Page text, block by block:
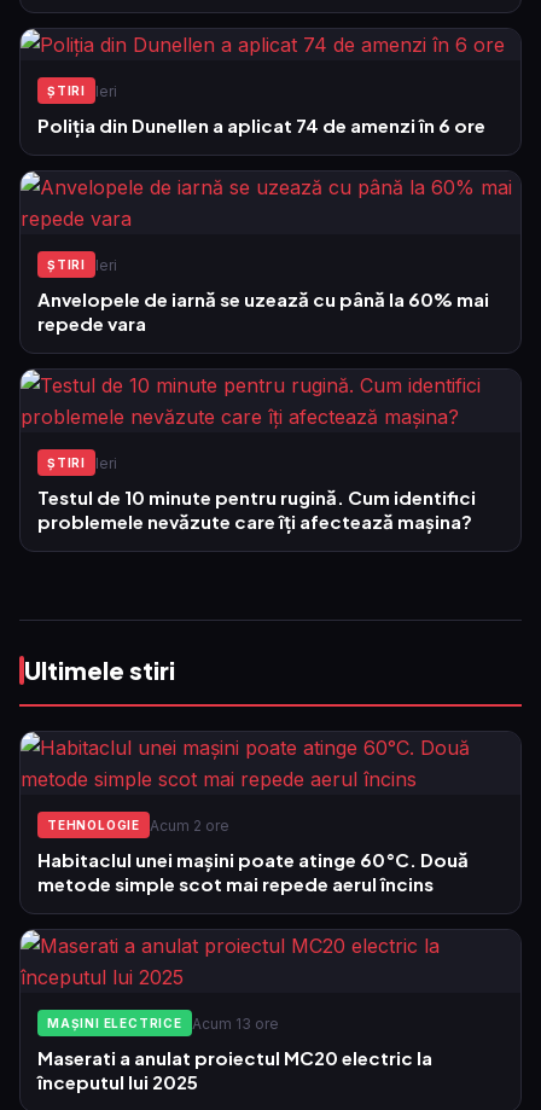
ŞTIRI Ieri
Poliția din Dunellen a aplicat 74 de amenzi în 6 ore
ŞTIRI Ieri
Anvelopele de iarnă se uzează cu până la 60% mai
repede vara
ŞTIRI Ieri
Testul de 10 minute pentru rugină. Cum identifici
problemele nevăzute care îți afectează mașina?
Ultimele stiri
TEHNOLOGIE Acum 2 ore
Habitaclul unei mașini poate atinge 60°C. Două
metode simple scot mai repede aerul încins
MAȘINI ELECTRICE Acum 13 ore
Maserati a anulat proiectul MC20 electric la
începutul lui 2025